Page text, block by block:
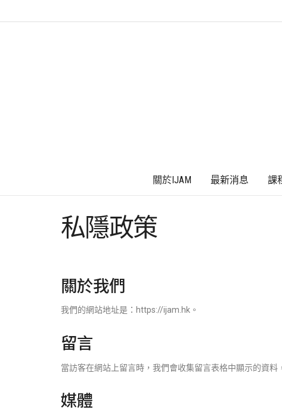
關於IJAM 最新消息 課
私隱政策
關於我們
我們的網站地址是：https://ijam.hk。
留言
當訪客在網站上留言時，我們會收集留言表格中顯示的資
媒體